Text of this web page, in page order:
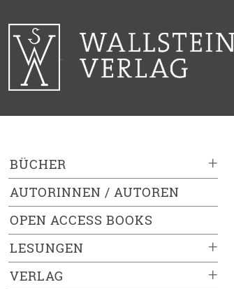
+
BÜCHER
AUTORINNEN / AUTOREN
OPEN ACCESS BOOKS
+
LESUNGEN
+
VERLAG